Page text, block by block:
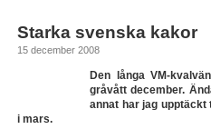
Starka svenska kakor
15 december 2008
Den långa VM-
gråvått december.
annat har jag
i mars.